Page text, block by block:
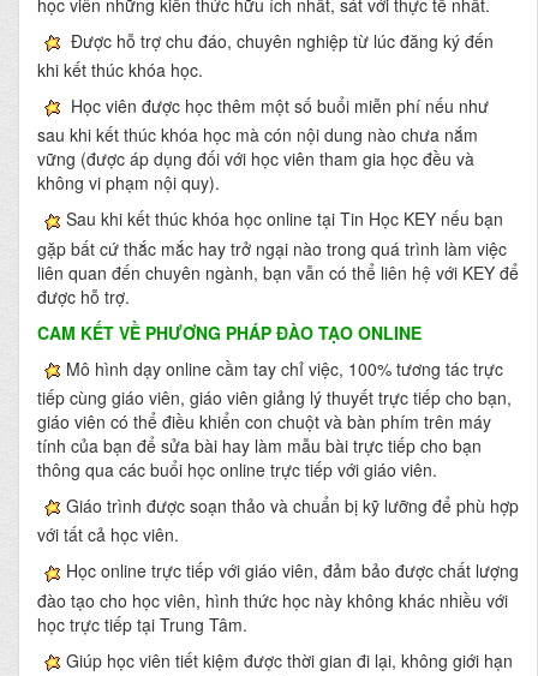
Được hỗ trợ chu đáo, chuyên nghiệp từ lúc đăng ký đến
khi kết thúc khóa học.
Học viên được học thêm một số buổi miễn phí nếu như
sau khi kết thúc khóa học mà cón nội dung nào chưa nắm
vững (được áp dụng đối với học viên tham gia học đều và
không vi phạm nội quy).
Sau khi kết thúc khóa học online tại Tin Học KEY nếu bạn
gặp bất cứ thắc mắc hay trở ngại nào trong quá trình làm việc
liên quan đến chuyên ngành, bạn vẫn có thể liên hệ với KEY để
được hỗ trợ.
CAM KẾT VỀ PHƯƠNG PHÁP ĐÀO TẠO ONLINE
Mô hình dạy online cầm tay chỉ việc, 100% tương tác trực
tiếp cùng giáo viên, giáo viên giảng lý thuyết trực tiếp cho bạn,
giáo viên có thể điều khiển con chuột và bàn phím trên máy
tính của bạn để sửa bài hay làm mẫu bài trực tiếp cho bạn
thông qua các buổi học online trực tiếp với giáo viên.
Giáo trình được soạn thảo và chuẩn bị kỹ lưỡng để phù hợp
với tất cả học viên.
Học online trực tiếp với giáo viên, đảm bảo được chất lượng
đào tạo cho học viên, hình thức học này không khác nhiều với
học trực tiếp tại Trung Tâm.
Giúp học viên tiết kiệm được thời gian đi lại, không giới hạn